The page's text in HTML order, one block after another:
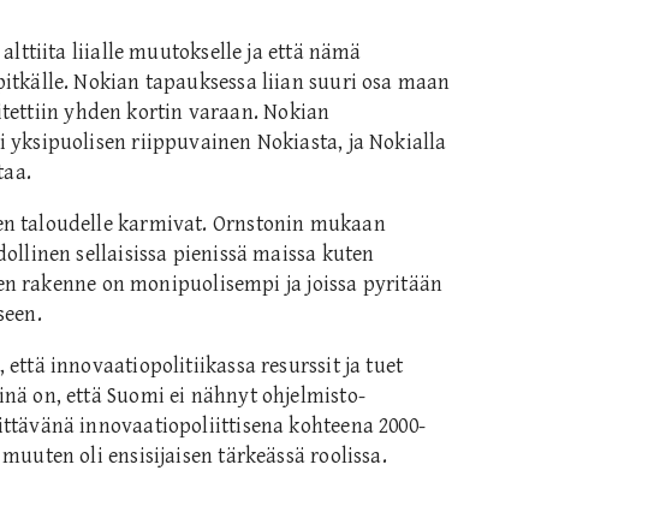
liialle muutokselle ja että nämä
Nokian tapauksessa liian suuri osa maan
yhden kortin varaan. Nokian
yksipuolisen riippuvainen Nokiasta, ja Nokialla
taloudelle karmivat. Ornstonin mukaan
sellaisissa pienissä maissa kuten
rakenne on monipuolisempi ja joissa pyritään
innovaatiopolitiikassa resurssit ja tuet
on, että Suomi ei nähnyt ohjelmisto-
innovaatiopoliittisena kohteena 2000-
oli ensisijaisen tärkeässä roolissa.